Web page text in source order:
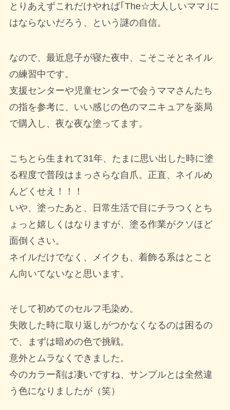
とりあえずこれだけやれば｢The☆大人しいママ｣に
はならないだろう、という謎の自信。
なので、最近息子が寝た夜中、こそこそとネイル
の練習中です。
支援センターや児童センターで会うママさんたち
の指を参考に、いい感じの色のマニキュアを薬局
で購入し、夜な夜な塗ってます。
こちとら生まれて31年、たまに思い出した時に塗
る程度で普段はまっさらな自爪。正直、ネイルめ
んどくせえ！！！
いや、塗ったあと、日常生活で目にチラつくとち
ょっと嬉しくはなりますが、塗る作業がクソほど
面倒くさい。
ネイルだけでなく、メイクも、着飾る系はとこと
ん向いてないなと思います。
そして初めてのセルフ毛染め。
失敗した時に取り返しがつかなくなるのは困るの
で、まずは暗めの色で挑戦。
意外とムラなくできました。
今のカラー剤は凄いですね、サンプルとは全然違
う色になりましたが（笑）